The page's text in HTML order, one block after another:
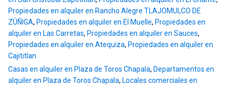
Propiedades en alquiler en Rancho Alegre TLAJOMULCO DE
ZÚÑIGA, Propiedades en alquiler en El Muelle, Propiedades en
alquiler en Las Carretas, Propiedades en alquiler en Sauces,
Propiedades en alquiler en Atequiza, Propiedades en alquiler en
Cajititlan
Casas en alquiler en Plaza de Toros Chapala, Departamentos en
alquiler en Plaza de Toros Chapala, Locales comerciales en